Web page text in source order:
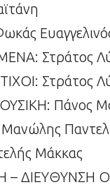
Στράτος
Στράτος
Πάνος
Μάκκας
– ΔIEYΘYNΣH